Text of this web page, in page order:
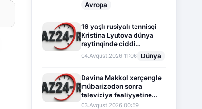
Avropa
16 yaşlı rusiyalı tennisçi
Kristina Lyutova dünya
reytinqində ciddi
irəliləyişə imza atdı
04.Avqust.2026 11:06 Dünya
Davina Makkol xərçənglə
mübarizədən sonra
televiziya fəaliyyətinə
fasilə verir
03.Avqust.2026 00:59